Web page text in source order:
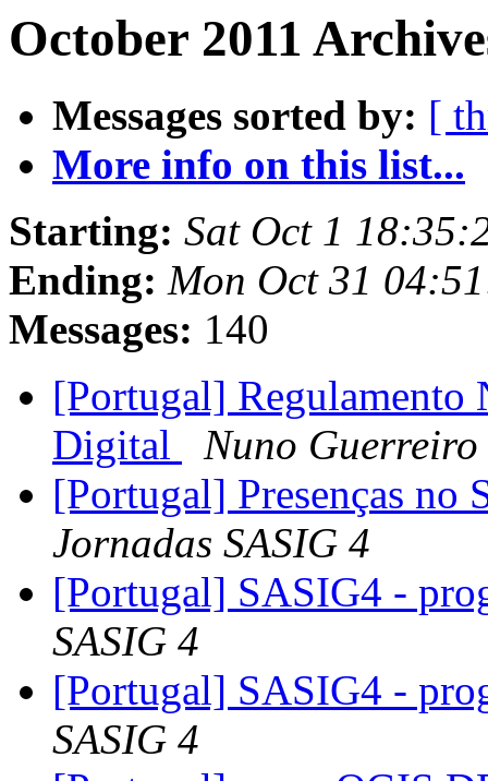
October 2011
Messages sorted by: [
More info on this list...
Starting: Sat Oct 1
Ending: Mon Oct 31
Messages: 140
[Portugal] Regulamento
Digital
Nuno
[Portugal] Presenças no
Jornadas SASIG 4
[Portugal] SASIG4 -
SASIG 4
[Portugal] SASIG4 -
SASIG 4